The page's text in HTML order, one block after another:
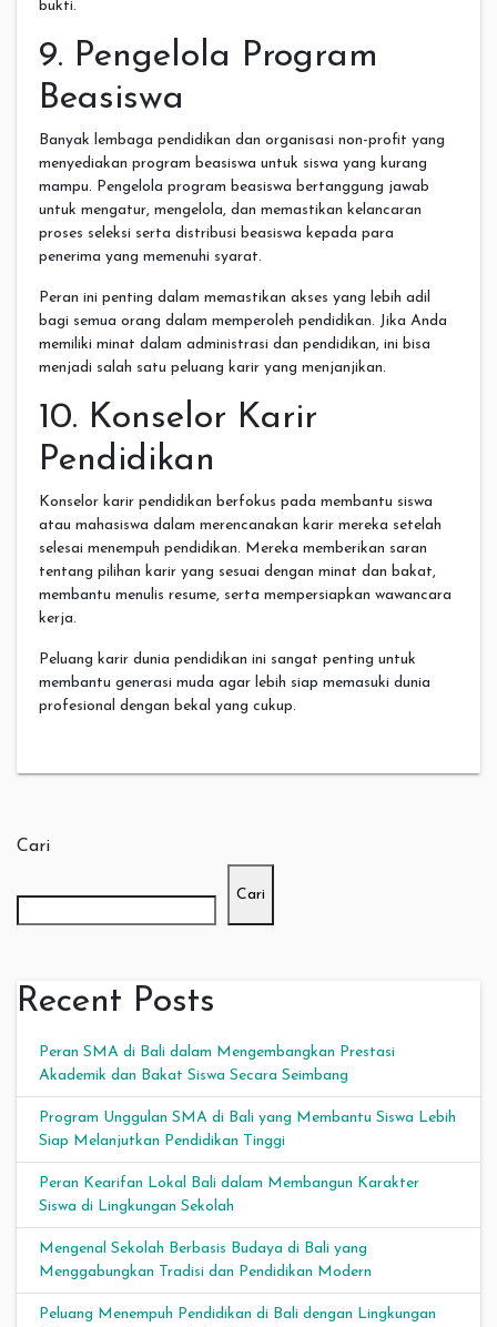
bukti.
9. Pengelola Program
Beasiswa
Banyak lembaga pendidikan dan organisasi non-profit yang
menyediakan program beasiswa untuk siswa yang kurang
mampu. Pengelola program beasiswa bertanggung jawab
untuk mengatur, mengelola, dan memastikan kelancaran
proses seleksi serta distribusi beasiswa kepada para
penerima yang memenuhi syarat.
Peran ini penting dalam memastikan akses yang lebih adil
bagi semua orang dalam memperoleh pendidikan. Jika Anda
memiliki minat dalam administrasi dan pendidikan, ini bisa
menjadi salah satu peluang karir yang menjanjikan.
10. Konselor Karir
Pendidikan
Konselor karir pendidikan berfokus pada membantu siswa
atau mahasiswa dalam merencanakan karir mereka setelah
selesai menempuh pendidikan. Mereka memberikan saran
tentang pilihan karir yang sesuai dengan minat dan bakat,
membantu menulis resume, serta mempersiapkan wawancara
kerja.
Peluang karir dunia pendidikan ini sangat penting untuk
membantu generasi muda agar lebih siap memasuki dunia
profesional dengan bekal yang cukup.
Cari
Cari
Recent Posts
Peran SMA di Bali dalam Mengembangkan Prestasi
Akademik dan Bakat Siswa Secara Seimbang
Program Unggulan SMA di Bali yang Membantu Siswa Lebih
Siap Melanjutkan Pendidikan Tinggi
Peran Kearifan Lokal Bali dalam Membangun Karakter
Siswa di Lingkungan Sekolah
Mengenal Sekolah Berbasis Budaya di Bali yang
Menggabungkan Tradisi dan Pendidikan Modern
Peluang Menempuh Pendidikan di Bali dengan Lingkungan